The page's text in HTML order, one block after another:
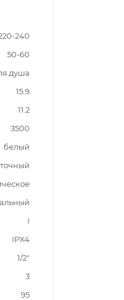
240
50-60
душа
15.9
11.2
3500
белый
I
IPX4
1/2"
3
95